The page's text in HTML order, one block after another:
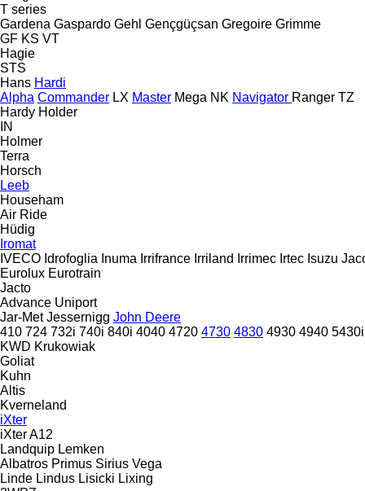
T series
Gardena Gaspardo Gehl Gençgüçsan Gregoire Grimme
GF KS VT
Hagie
STS
Hans Hardi
Alpha Commander LX Master Mega NK Navigator Ranger TZ
Hardy Holder
IN
Holmer
Terra
Horsch
Leeb
Househam
Air Ride
Hüdig
Iromat
IVECO Idrofoglia Inuma Irrifrance Irriland Irrimec Irtec Isuzu
Eurolux Eurotrain
Jacto
Advance Uniport
Jar-Met Jessernigg John Deere
410 724 732i 740i 840i 4040 4720 4730 4830 4930 4940 5430i
KWD Krukowiak
Goliat
Kuhn
Altis
Kverneland
iXter
iXter A12
Landquip Lemken
Albatros Primus Sirius Vega
Linde Lindus Lisicki Lixing